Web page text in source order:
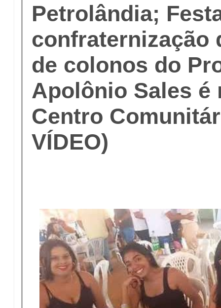
Petrolândia;
confraternização
de colonos do
Apolônio Sales é
Centro
VÍDEO)